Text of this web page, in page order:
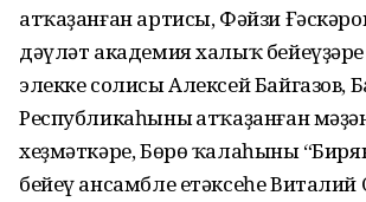
атҡаҙанған артисы, Фәйзи
дәүләт академия халыҡ бейеүҙәре
элекке солисы Алексей Байгазов,
Республикаһының атҡаҙанған
хеҙмәткәре, Бөрө ҡалаһының
бейеү ансамбле етәксеһе Виталий